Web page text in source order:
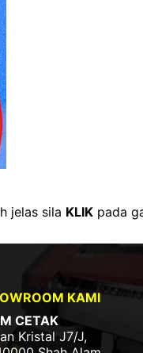
jelas sila KLIKpada
KAMI
CETAK
Kristal J7/J,